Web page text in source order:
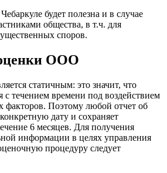
будет полезна и в случае
общества, в т.ч. для
споров.
ООО
статичным: это значит, что
с течением времени под воздействием
факторов. Поэтому любой отчет об
дату и сохраняет
6 месяцев. Для получения
информации в целях управления
процедуру следует